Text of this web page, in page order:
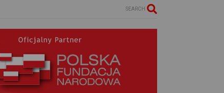
SEARCH